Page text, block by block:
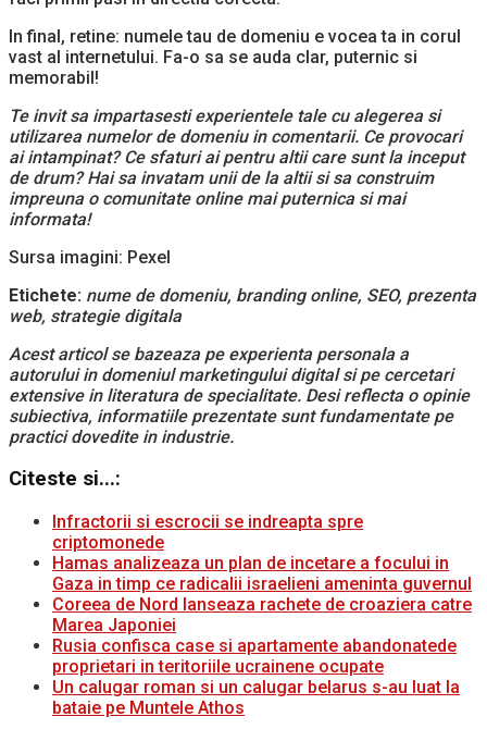
In final, retine: numele tau de domeniu e vocea ta in corul
vast al internetului. Fa-o sa se auda clar, puternic si
memorabil!
Te invit sa impartasesti experientele tale cu alegerea si
utilizarea numelor de domeniu in comentarii. Ce provocari
ai intampinat? Ce sfaturi ai pentru altii care sunt la inceput
de drum? Hai sa invatam unii de la altii si sa construim
impreuna o comunitate online mai puternica si mai
informata!
Sursa imagini: Pexel
Etichete: nume de domeniu, branding online, SEO, prezenta
web, strategie digitala
Acest articol se bazeaza pe experienta personala a
autorului in domeniul marketingului digital si pe cercetari
extensive in literatura de specialitate. Desi reflecta o opinie
subiectiva, informatiile prezentate sunt fundamentate pe
practici dovedite in industrie.
Citeste si...:
Infractorii si escrocii se indreapta spre
criptomonede
Hamas analizeaza un plan de incetare a focului in
Gaza in timp ce radicalii israelieni ameninta guvernul
Coreea de Nord lanseaza rachete de croaziera catre
Marea Japoniei
Rusia confisca case si apartamente abandonatede
proprietari in teritoriile ucrainene ocupate
Un calugar roman si un calugar belarus s-au luat la
bataie pe Muntele Athos